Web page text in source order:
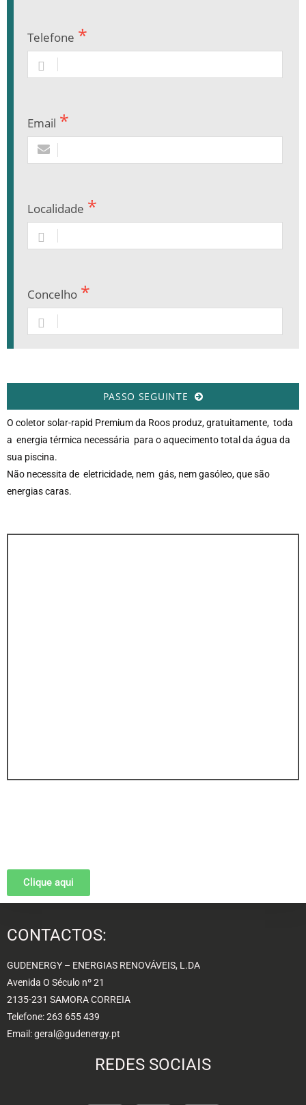
Telefone
Email
Localidade
Concelho
PASSO SEGUINTE
O coletor solar-rapid Premium da Roos produz, gratuitamente, toda
a energia térmica necessária para o aquecimento total da água da
sua piscina.
Não necessita de eletricidade, nem gás, nem gasóleo, que são
energias caras.
Clique aqui
CONTACTOS:
GUDENERGY – ENERGIAS RENOVÁVEIS, L.DA
Avenida O Século nº 21
2135-231 SAMORA CORREIA
Telefone: 263 655 439
Email: geral@gudenergy.pt
REDES SOCIAIS